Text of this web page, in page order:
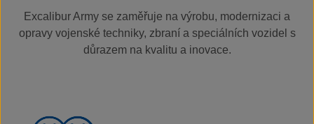
Excalibur Army se zaměřuje na výrobu, modernizaci a
opravy vojenské techniky, zbraní a speciálních vozidel s
důrazem na kvalitu a inovace.